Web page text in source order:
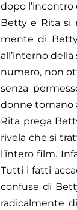
dopo l’incontro
Betty e Rita si
mente di
all’interno
numero, non
senza
donne tornano
Rita prega
rivela che si
l’intero film.
Tutti i fatti
confuse di
radicalmente